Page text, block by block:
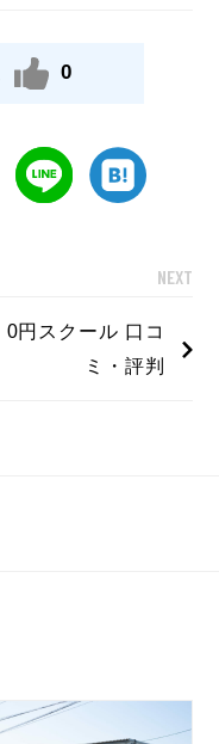
0
NEXT
0円スクール 口コ
ミ・評判